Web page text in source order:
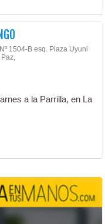
1504-B esq. Plaza Uyuni
a la Parrilla, en La